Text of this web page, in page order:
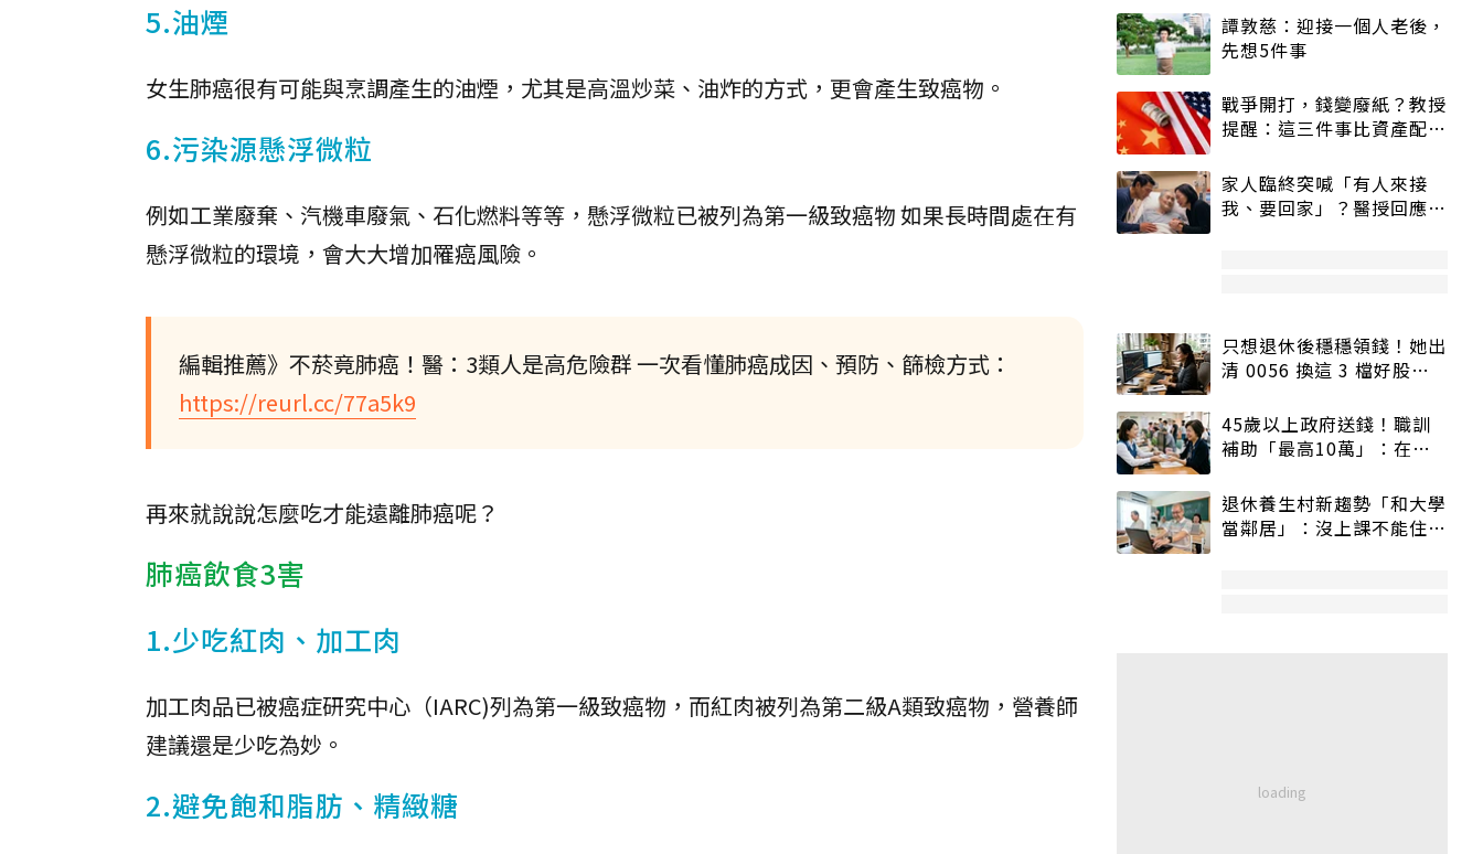
5.油煙
女生肺癌很有可能與烹調產生的油煙，尤其是高溫炒菜、油炸的方式，更會產生致癌物。
6.污染源懸浮微粒
例如工業廢棄、汽機車廢氣、石化燃料等等，懸浮微粒已被列為第一級致癌物 如果長時間處在有
懸浮微粒的環境，會大大增加罹癌風險。
編輯推薦》不菸竟肺癌！醫：3類人是高危險群 一次看懂肺癌成因、預防、篩檢方式：
https://reurl.cc/77a5k9
再來就說說怎麼吃才能遠離肺癌呢？
肺癌飲食3害
1.少吃紅肉、加工肉
加工肉品已被癌症研究中心（IARC)列為第一級致癌物，而紅肉被列為第二級A類致癌物，營養師
建議還是少吃為妙。
2.避免飽和脂肪、精緻糖
譚敦慈：迎接一個人老後，
先想5件事
戰爭開打，錢變廢紙？教授
提醒：這三件事比資產配置
家人臨終突喊「有人來接
我、要回家」？醫授回應方
只想退休後穩穩領錢！她出
清 0056 換這 3 檔好股：
45歲以上政府送錢！職訓
補助「最高10萬」：在
退休養生村新趨勢「和大學
當鄰居」：沒上課不能住、